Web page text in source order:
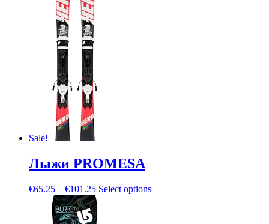
Sale!
Лыжи PROMESA
€65.25 – €101.25 Select options